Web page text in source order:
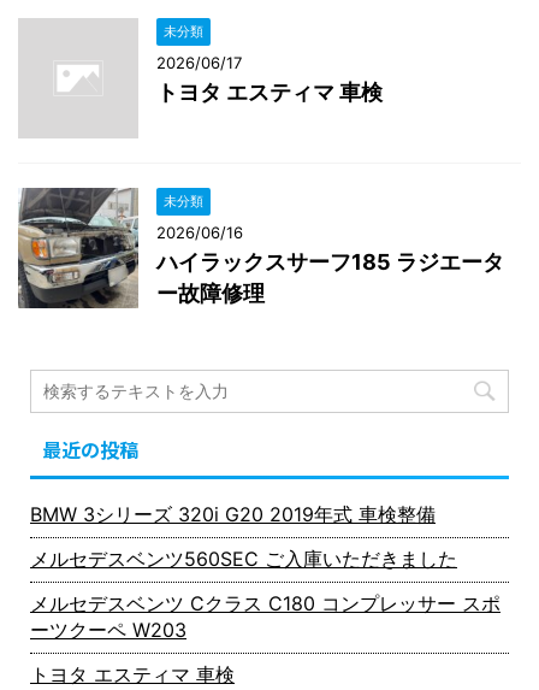
未分類
2026/06/17
トヨタ エスティマ 車検
未分類
2026/06/16
ハイラックスサーフ185 ラジエータ
ー故障修理
最近の投稿
BMW 3シリーズ 320i G20 2019年式 車検整備
メルセデスベンツ560SEC ご入庫いただきました
メルセデスベンツ Cクラス C180 コンプレッサー スポ
ーツクーペ W203
トヨタ エスティマ 車検